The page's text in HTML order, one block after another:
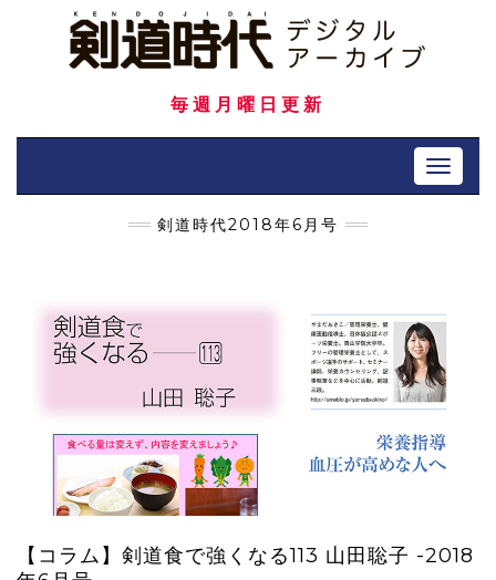
毎週月曜日更新
Toggle
剣道時代2018年6月号
【コラム】剣道食で強くなる113 山田聡子 -2018